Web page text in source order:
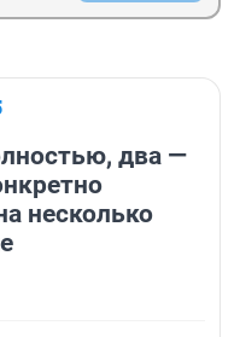
два —
несколько